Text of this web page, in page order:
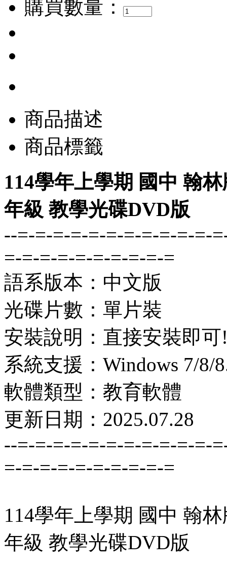
購買數量：
商品描述
商品標籤
114學年上學期 國中 翰
年級 教學光碟DVD版
--=-=-=-=-=-=-=-=-=-=-=-
=-=-=-=-=-=-=-=-=-=
語系版本：中文版
光碟片數：單片裝
安裝說明：直接安裝即可
系統支援：Windows 7/8/
軟體類型：教育軟體
更新日期：2025.07.28
--=-=-=-=-=-=-=-=-=-=-=-
=-=-=-=-=-=-=-=-=-=
114學年上學期 國中 翰
年級 教學光碟DVD版